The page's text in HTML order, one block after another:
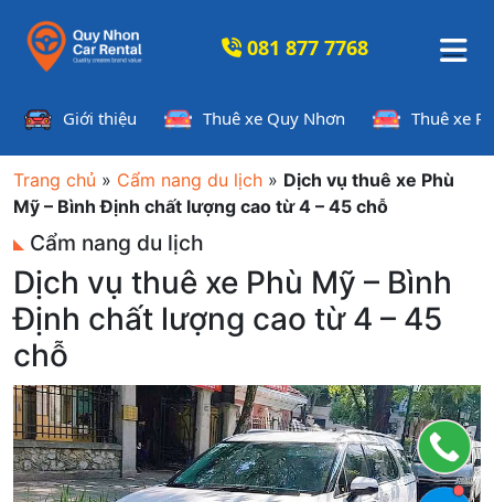
081 877 7768
Giới thiệu Thuê xe Quy Nhơn Thuê xe
Trang chủ » Cẩm nang du lịch » Dịch vụ thuê xe Phù
Mỹ – Bình Định chất lượng cao từ 4 – 45 chỗ
Cẩm nang du lịch
Dịch vụ thuê xe Phù Mỹ – Bình
Định chất lượng cao từ 4 – 45
chỗ